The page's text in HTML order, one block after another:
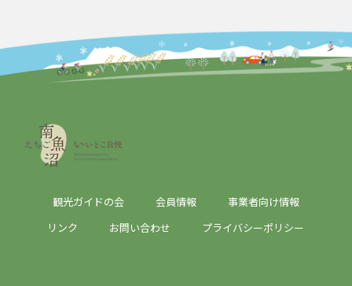
観光ガイドの会 会員情報 事業者向け情報
リンク お問い合わせ プライバシーポリシー